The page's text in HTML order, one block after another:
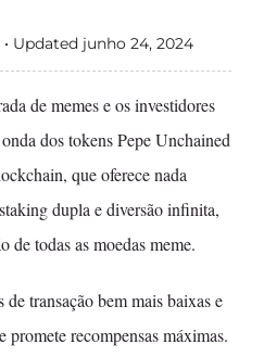
Updated junho 24, 2024
de memes e os investidores
dos tokens Pepe Unchained
que oferece nada
dupla e diversão infinita,
de todas as moedas meme.
transação bem mais baixas e
promete recompensas máximas.